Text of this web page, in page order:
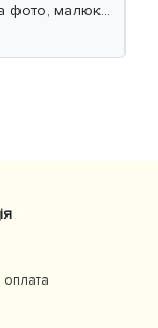
фото, малюк
оплата